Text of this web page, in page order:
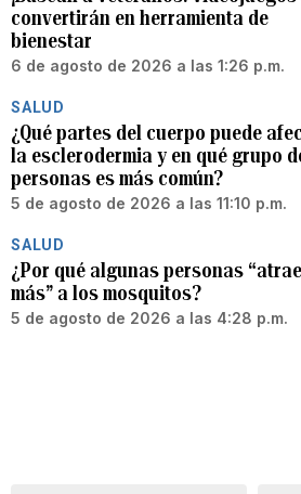
convertirán en herramienta de
bienestar
6 de agosto de 2026 a las 1:26 p.m.
SALUD
¿Qué partes del cuerpo puede
la esclerodermia y en qué grupo
personas es más común?
5 de agosto de 2026 a las 11:10 p.m.
SALUD
¿Por qué algunas personas
más” a los mosquitos?
5 de agosto de 2026 a las 4:28 p.m.